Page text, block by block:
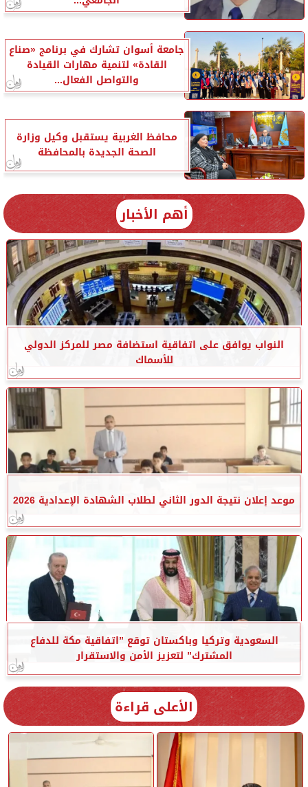
جامعة أسوان تشارك في برنامج «صناع
القادة» لتنمية مهارات القيادة
والتواصل الفعال...
محافظ الغربية يستقبل وكيل وزارة
الصحة الجديدة بالمحافظة
أهم الأخبار
النواب يوافق على اتفاقية استضافة مصر للمركز الدولي
للأسماك
موعد إعلان نتيجة الدور الثاني لطلاب الشهادة الإعدادية 2026
السعودية وتركيا وباكستان توقع ”اتفاقية مكة للدفاع
المشترك” لتعزيز الأمن والاستقرار
الأعلى قراءة